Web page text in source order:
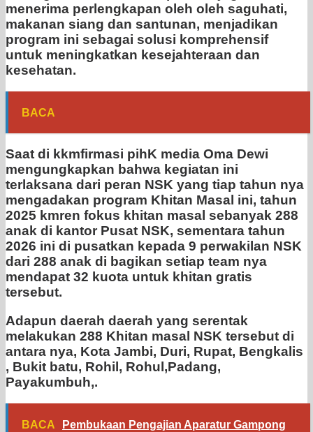
menerima perlengkapan oleh oleh saguhati,
makanan siang dan santunan, menjadikan
program ini sebagai solusi komprehensif
untuk meningkatkan kesejahteraan dan
kesehatan.
BACA
Saat di kkmfirmasi pihK media Oma Dewi
mengungkapkan bahwa kegiatan ini
terlaksana dari peran NSK yang tiap tahun nya
mengadakan program Khitan Masal ini, tahun
2025 kmren fokus khitan masal sebanyak 288
anak di kantor Pusat NSK, sementara tahun
2026 ini di pusatkan kepada 9 perwakilan NSK
dari 288 anak di bagikan setiap team nya
mendapat 32 kuota untuk khitan gratis
tersebut.
Adapun daerah daerah yang serentak
melakukan 288 Khitan masal NSK tersebut di
antara nya, Kota Jambi, Duri, Rupat, Bengkalis
, Bukit batu, Rohil, Rohul,Padang,
Payakumbuh,.
BACA
Pembukaan Pengajian Aparatur Gampong